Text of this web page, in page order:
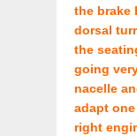
the brake
dorsal
the
going
nacelle
adapt
right